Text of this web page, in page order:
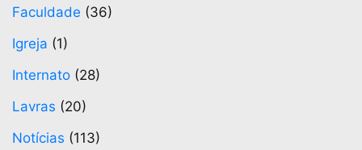
Faculdade (36)
Igreja (1)
Internato (28)
Lavras (20)
Notícias (113)